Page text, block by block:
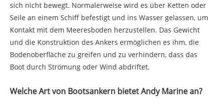
sich nicht bewegt. Normalerweise wird es über Ketten oder
Seile an einem Schiff befestigt und ins Wasser gelassen, um
Kontakt mit dem Meeresboden herzustellen. Das Gewicht
und die Konstruktion des Ankers ermöglichen es ihm, die
Bodenoberfläche zu greifen und zu verhindern, dass das
Boot durch Strömung oder Wind abdriftet.
Welche Art von Bootsankern bietet Andy Marine an?